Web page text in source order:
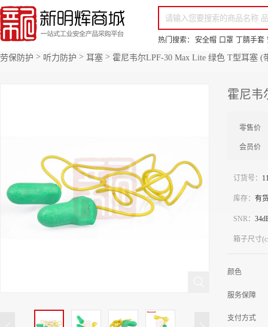
你好，欢迎来到新明辉！ 请登录
免费注册
专属服务 超低折扣价
热门搜索：
安全帽 口罩 丁腈手套
全部商品分类 场景采购 品
劳保防护 > 听力防护 > 耳塞 > 霍尼韦尔LPF-30 Max Lite 绿色 T型耳塞 (
霍尼韦
零售价
会员价
订货号：
库存： 有
SNR：
箱子尺寸
颜色
服务保障
支付方式